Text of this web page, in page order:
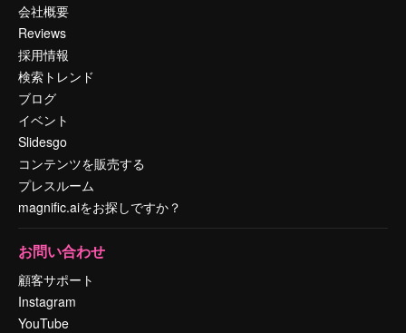
会社概要
Reviews
採用情報
検索トレンド
ブログ
イベント
Slidesgo
コンテンツを販売する
プレスルーム
magnific.aiをお探しですか？
お問い合わせ
顧客サポート
Instagram
YouTube